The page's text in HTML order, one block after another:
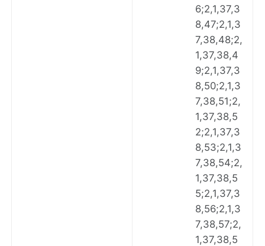
6;2,1,37,3
8,47;2,1,3
7,38,48;2,
1,37,38,4
9;2,1,37,3
8,50;2,1,3
7,38,51;2,
1,37,38,5
2;2,1,37,3
8,53;2,1,3
7,38,54;2,
1,37,38,5
5;2,1,37,3
8,56;2,1,3
7,38,57;2,
1,37,38,5